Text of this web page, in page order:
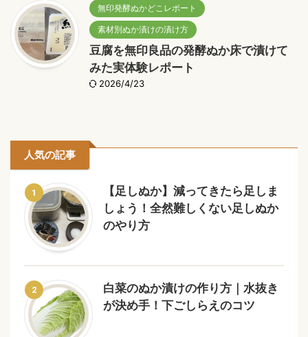
無印発酵ぬかどこレポート
素材別ぬか漬けの漬け方
豆腐を無印良品の発酵ぬか床で漬けて
みた実体験レポート
2026/4/23
人気の記事
1
【足しぬか】減ってきたら足しま
しょう！全然難しくない足しぬか
のやり方
2
白菜のぬか漬けの作り方｜水抜き
が決め手！下ごしらえのコツ